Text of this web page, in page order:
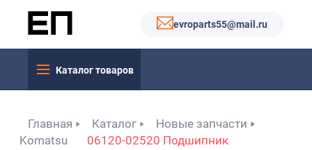
evroparts55@mail.ru
Каталог товаров
Главная Каталог
Новые запчасти
Komatsu
06120-02520 Подшипник